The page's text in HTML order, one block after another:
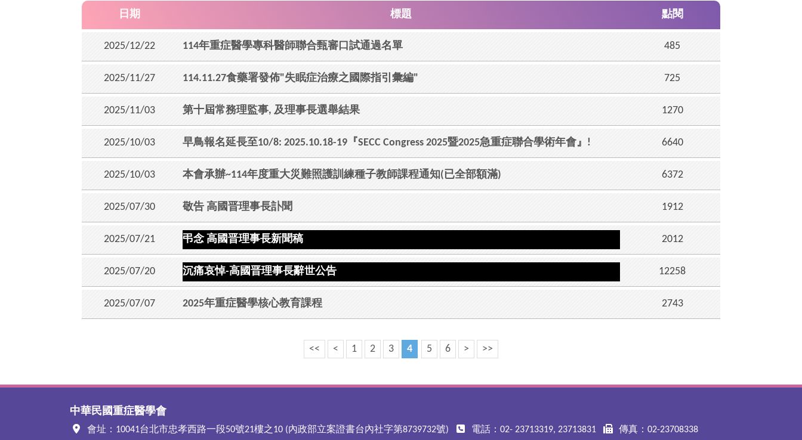
日期 標題 點閱
2025/12/22 114年重症醫學專科醫師聯合甄審口試通過名單 485
2025/11/27 114.11.27食藥署發佈"失眠症治療之國際指引彙編" 725
2025/11/03 第十屆常務理監事, 及理事長選舉結果 1270
2025/10/03 早鳥報名延長至10/8: 2025.10.18-19『SECC Congress 2025暨2025急重症聯合學術年會』! 6640
2025/10/03 本會承辦~114年度重大災難照護訓練種子教師課程通知(已全部額滿) 6372
2025/07/30 敬告 高國晋理事長訃聞 1912
2025/07/21 弔念 高國晋理事長新聞稿 2012
2025/07/20 沉痛哀悼-高國晋理事長辭世公告 12258
2025/07/07 2025年重症醫學核心教育課程 2743
<< < 1 2 3 4 5 6 > >>
中華民國重症醫學會
會址：10041台北市忠孝西路一段50號21樓之10 (內政部立案證書台內社字第8739732號) 電話：02- 23713319, 23713831 傳真：02-23708338